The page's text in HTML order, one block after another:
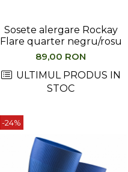
Sosete alergare Rockay
Flare quarter negru/rosu
89,00 RON
ULTIMUL PRODUS IN
STOC
-24%